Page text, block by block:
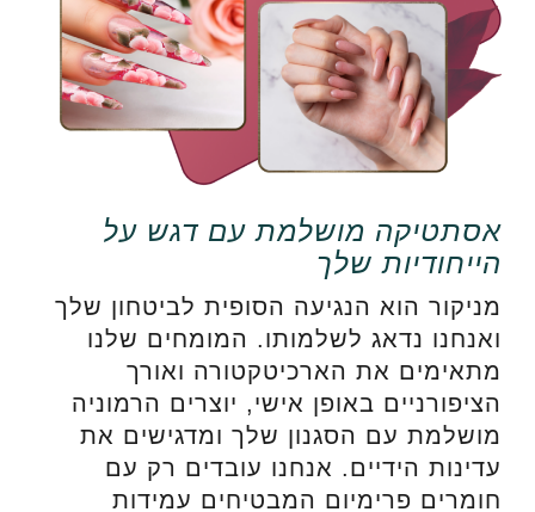
אסתטיקה מושלמת עם דגש על
הייחודיות שלך
מניקור הוא הנגיעה הסופית לביטחון שלך
ואנחנו נדאג לשלמותו. המומחים שלנו
מתאימים את הארכיטקטורה ואורך
הציפורניים באופן אישי, יוצרים הרמוניה
מושלמת עם הסגנון שלך ומדגישים את
עדינות הידיים. אנחנו עובדים רק עם
חומרים פרימיום המבטיחים עמידות